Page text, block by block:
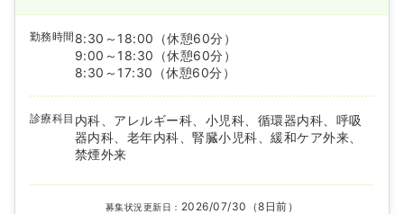
勤務時間 8:30～18:00
（休憩60分）
9:00～18:30
（休憩60分）
8:30～17:30
（休憩60分）
診療科目 内科、アレルギー科、小児科、循環器内科、呼吸
器内科、老年内科、腎臓小児科、緩和ケア外来、
禁煙外来
募集状況更新日： 2026/07/30（8日前）